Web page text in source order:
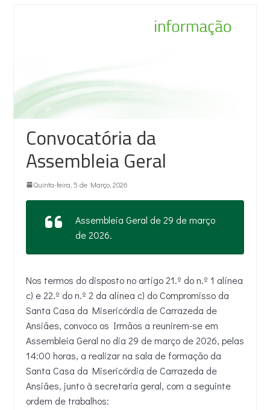
Convocatória da
Assembleia Geral
Quinta-feira, 5 de Março, 2026
Assembleia Geral de 29 de março
de 2026.
Nos termos do disposto no artigo 21.º do n.º 1 alínea
c) e 22.º do n.º 2 da alínea c) do Compromisso da
Santa Casa da Misericórdia de Carrazeda de
Ansiães, convoco os Irmãos a reunirem-se em
Assembleia Geral no dia 29 de março de 2026, pelas
14:00 horas, a realizar na sala de formação da
Santa Casa da Misericórdia de Carrazeda de
Ansiães, junto à secretaria geral, com a seguinte
ordem de trabalhos: